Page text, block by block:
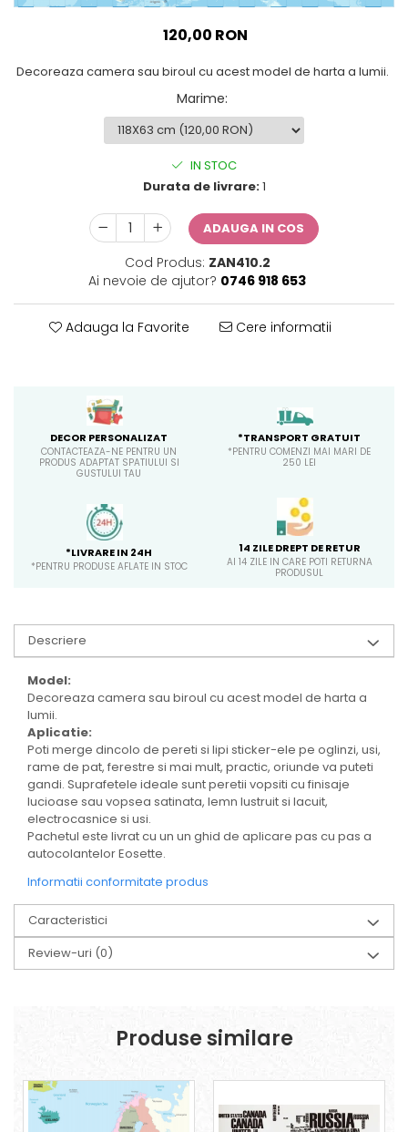
Sticker Harta Lumii
Stickere Cu Model Repetitiv
Stickere Perete Pentru Camera
Stickere pentru Usi
Stickere pentru Podea
Stickere Semnalistica
120,00 RON
Decoreaza camera sau biroul cu acest model de harta a lumii.
Marime:
IN STOC
Durata de livrare:1
ADAUGA IN COS
Cod Produs: ZAN410.2
Ai nevoie de ajutor? 0746 918 653
Adauga la Favorite Cere informatii
DECOR PERSONALIZAT
CONTACTEAZA-NE PENTRU UN
PRODUS ADAPTAT SPATIULUI SI
GUSTULUI TAU
*TRANSPORT GRATUIT
*PENTRU COMENZI MAI MARI DE
250 LEI
*LIVRARE IN 24H
*PENTRU PRODUSE AFLATE IN STOC
14 ZILE DREPT DE RETUR
AI 14 ZILE IN CARE POTI RETURNA
PRODUSUL
Descriere
Model:
Decoreaza camera sau biroul cu acest model de harta a
lumii.
Aplicatie:
Poti merge dincolo de pereti si lipi sticker-ele pe oglinzi, usi,
rame de pat, ferestre si mai mult, practic, oriunde va puteti
gandi. Suprafetele ideale sunt peretii vopsiti cu finisaje
lucioase sau vopsea satinata, lemn lustruit si lacuit,
electrocasnice si usi.
Pachetul este livrat cu un un ghid de aplicare pas cu pas a
autocolantelor Eosette.
Informatii conformitate produs
Caracteristici
Review-uri (0)
Produse similare